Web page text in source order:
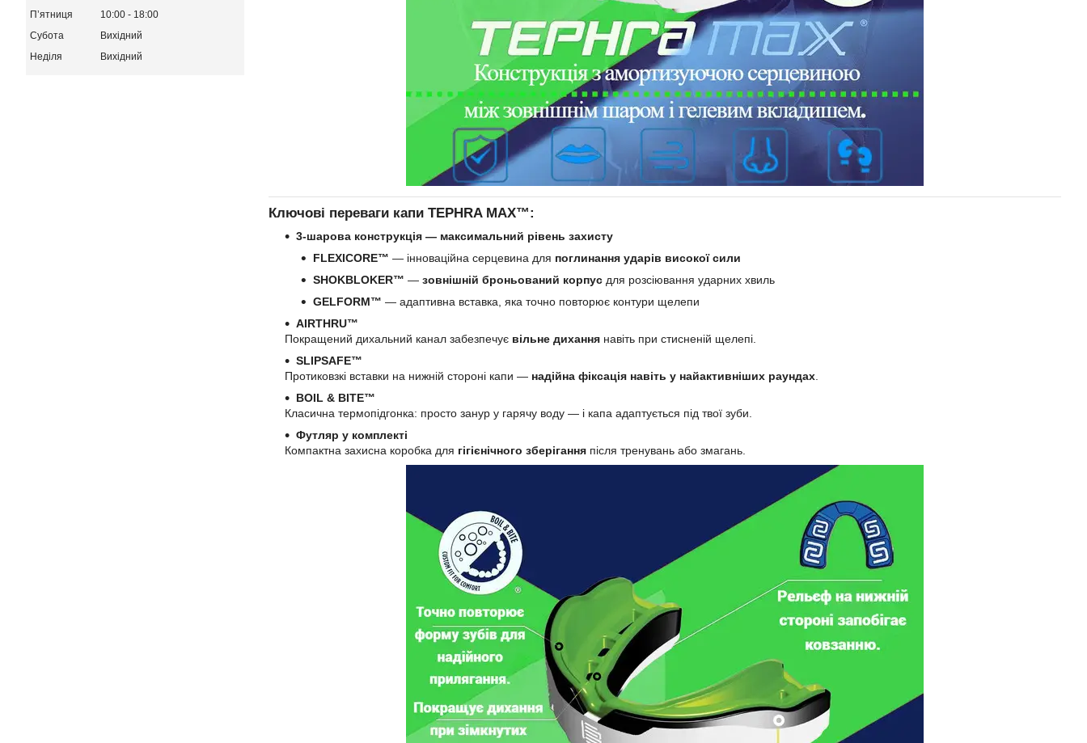
Ключові переваги капи TEPHRA MAX™:
3-шарова конструкція — максимальний рівень захисту
FLEXICORE™ — інноваційна серцевина для поглинання ударів високої сили
SHOKBLOKER™ — зовнішній броньований корпус для розсіювання ударних хвиль
GELFORM™ — адаптивна вставка, яка точно повторює контури щелепи
AIRTHRU™
Покращений дихальний канал забезпечує вільне дихання навіть при стисненій щелепі.
SLIPSAFE™
Протиковзкі вставки на нижній стороні капи — надійна фіксація навіть у найактивніших раундах
BOIL & BITE™
Класична термопідгонка: просто занур у гарячу воду — і капа адаптується під твої зуби.
Футляр у комплекті
Компактна захисна коробка для гігієнічного зберігання після тренувань або змагань.
Пʼятниця
10:00
18:00
Субота
Вихідний
Неділя
Вихідний